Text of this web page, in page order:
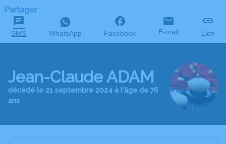
Partager
SMS WhatsApp Facebook E-mail Lien
Jean-Claude ADAM
décédé le 21 septembre 2024 à l'âge de 76
ans